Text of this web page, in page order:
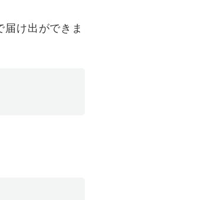
け出ができま